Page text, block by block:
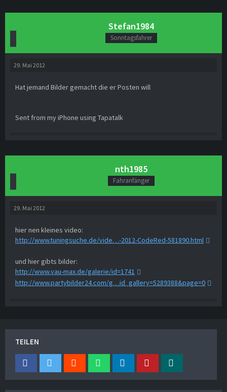
Stefan1984
Sonntagsfahrer
29. Mai 2012
Hat jemand Bilder gemacht die er Posten will
Sent from my iPhone using Tapatalk
nth1985
Fahranfänger
29. Mai 2012
hier nen kleines video:
http://www.tuningsuche.de/vide…-2012-CodeRed-581890.html
und hier gibts bilder:
http://www.vau-max.de/galerie/id=1741
http://www.partybilder24.com/g…id_gallery=5289388&page=0
TEILEN